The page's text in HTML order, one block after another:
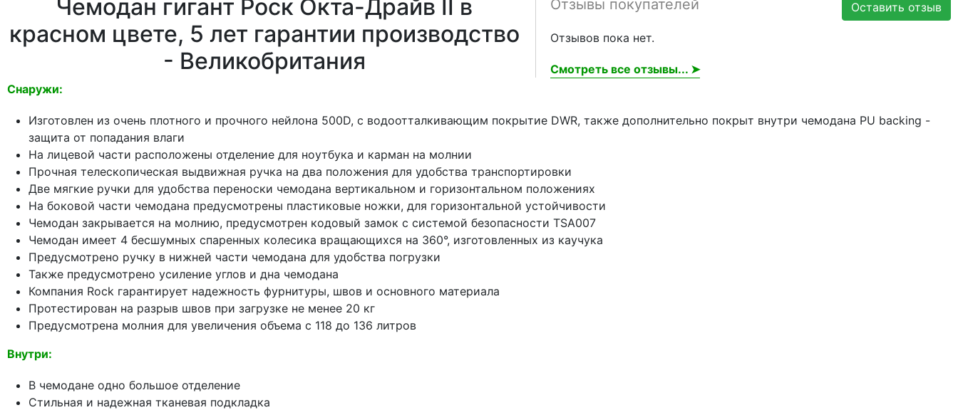
Оставить отзыв
Отзывы покупателей
Отзывов пока нет.
Смотреть все отзывы... ➤
Чемодан гигант Роск Окта-Драйв II в
красном цвете, 5 лет гарантии производство
- Великобритания
Снаружи:
Изготовлен из очень плотного и прочного нейлона 500D, с водоотталкивающим покрытие DWR, также дополнительно покрыт внутри чемодана PU backing -
защита от попадания влаги
На лицевой части расположены отделение для ноутбука и карман на молнии
Прочная телескопическая выдвижная ручка на два положения для удобства транспортировки
Две мягкие ручки для удобства переноски чемодана вертикальном и горизонтальном положениях
На боковой части чемодана предусмотрены пластиковые ножки, для горизонтальной устойчивости
Чемодан закрывается на молнию, предусмотрен кодовый замок с системой безопасности TSA007
Чемодан имеет 4 бесшумных спаренных колесика вращающихся на 360°, изготовленных из каучука
Предусмотрено ручку в нижней части чемодана для удобства погрузки
Также предусмотрено усиление углов и дна чемодана
Компания Rock гарантирует надежность фурнитуры, швов и основного материала
Протестирован на разрыв швов при загрузке не менее 20 кг
Предусмотрена молния для увеличения объема с 118 до 136 литров
Внутри:
В чемодане одно большое отделение
Стильная и надежная тканевая подкладка